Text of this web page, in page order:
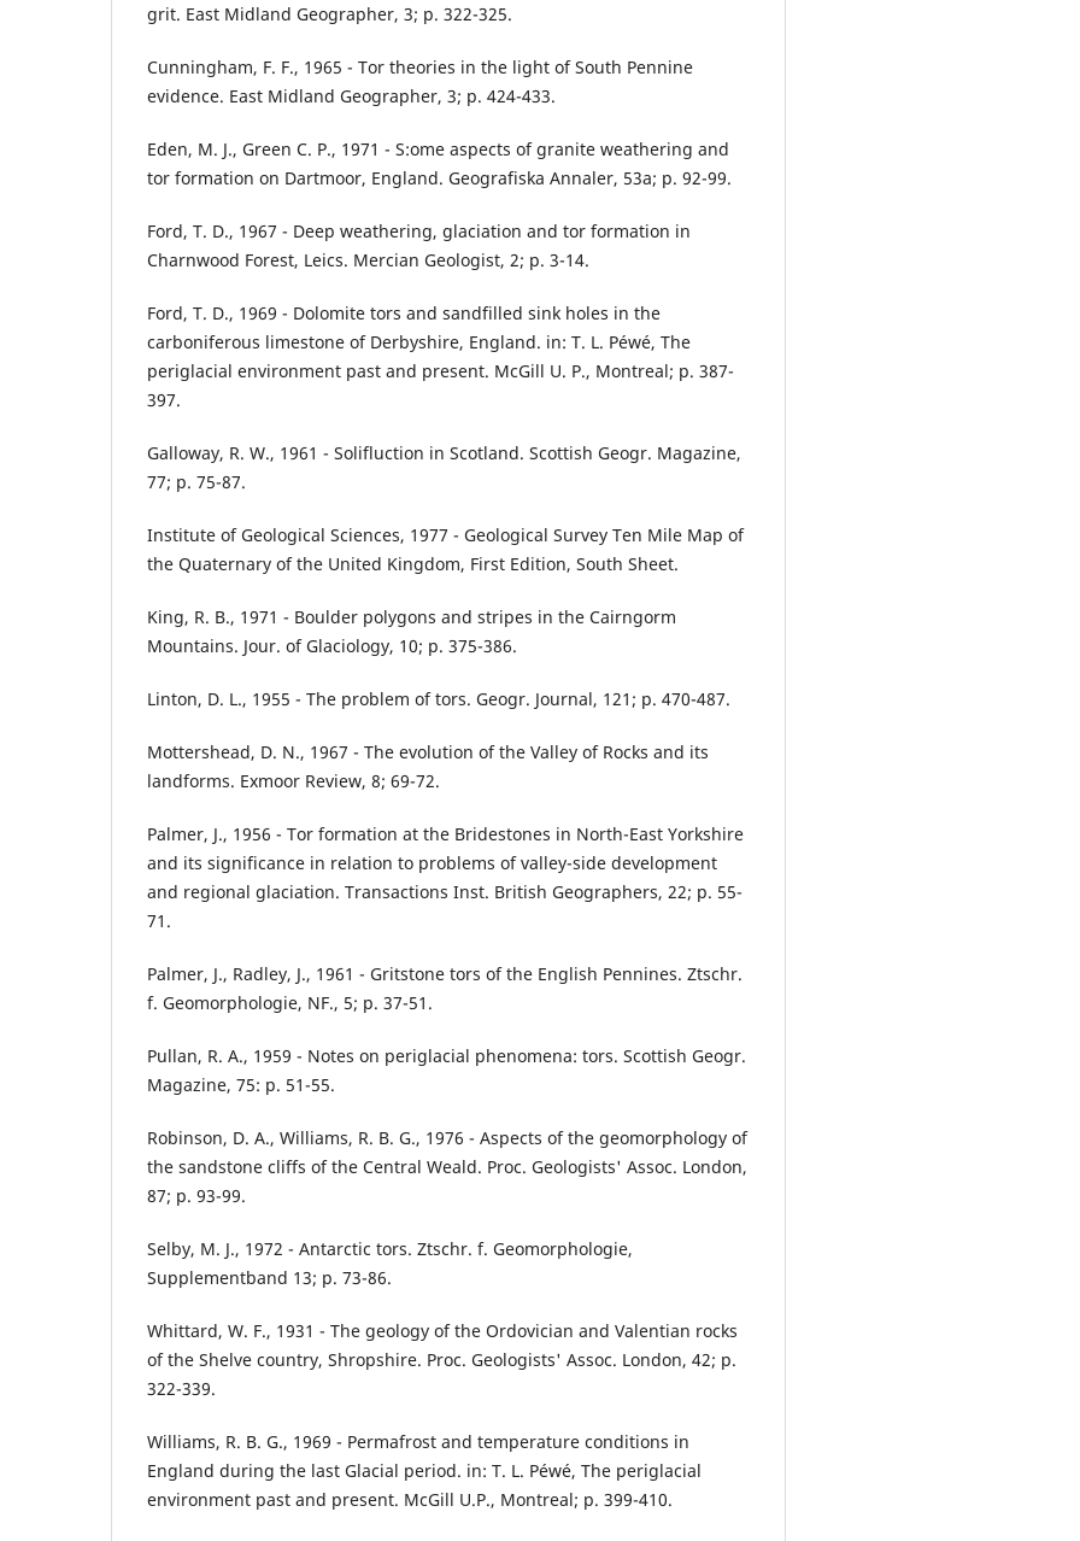
grit. East Midland Geographer, 3; p. 322-325.
Cunningham, F. F., 1965 - Tor theories in the light of South Pennine
evidence. East Midland Geographer, 3; p. 424-433.
Eden, M. J., Green C. P., 1971 - S:ome aspects of granite weathering and
tor formation on Dartmoor, England. Geografiska Annaler, 53a; p. 92-99.
Ford, T. D., 1967 - Deep weathering, glaciation and tor formation in
Charnwood Forest, Leics. Mercian Geologist, 2; p. 3-14.
Ford, T. D., 1969 - Dolomite tors and sandfilled sink holes in the
carboniferous limestone of Derbyshire, England. in: T. L. Péwé, The
periglacial environment past and present. McGill U. P., Montreal; p. 387-
397.
Galloway, R. W., 1961 - Solifluction in Scotland. Scottish Geogr. Magazine,
77; p. 75-87.
Institute of Geological Sciences, 1977 - Geological Survey Ten Mile Map of
the Quaternary of the United Kingdom, First Edition, South Sheet.
King, R. B., 1971 - Boulder polygons and stripes in the Cairngorm
Mountains. Jour. of Glaciology, 10; p. 375-386.
Linton, D. L., 1955 - The problem of tors. Geogr. Journal, 121; p. 470-487.
Mottershead, D. N., 1967 - The evolution of the Valley of Rocks and its
landforms. Exmoor Review, 8; 69-72.
Palmer, J., 1956 - Tor formation at the Bridestones in North-East Yorkshire
and its significance in relation to problems of valley-side development
and regional glaciation. Transactions Inst. British Geographers, 22; p. 55-
71.
Palmer, J., Radley, J., 1961 - Gritstone tors of the English Pennines. Ztschr.
f. Geomorphologie, NF., 5; p. 37-51.
Pullan, R. A., 1959 - Notes on periglacial phenomena: tors. Scottish Geogr.
Magazine, 75: p. 51-55.
Robinson, D. A., Williams, R. B. G., 1976 - Aspects of the geomorphology of
the sandstone cliffs of the Central Weald. Proc. Geologists' Assoc. London,
87; p. 93-99.
Selby, M. J., 1972 - Antarctic tors. Ztschr. f. Geomorphologie,
Supplementband 13; p. 73-86.
Whittard, W. F., 1931 - The geology of the Ordovician and Valentian rocks
of the Shelve country, Shropshire. Proc. Geologists' Assoc. London, 42; p.
322-339.
Williams, R. B. G., 1969 - Permafrost and temperature conditions in
England during the last Glacial period. in: T. L. Péwé, The periglacial
environment past and present. McGill U.P., Montreal; p. 399-410.